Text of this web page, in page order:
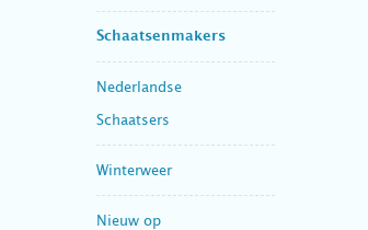
Schaatsenmakers
Nederlandse
Schaatsers
Winterweer
Nieuw op